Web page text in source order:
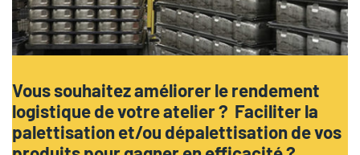
Vous souhaitez améliorer le rendement
logistique de votre atelier ? Faciliter la
palettisation et/ou dépalettisation de vos